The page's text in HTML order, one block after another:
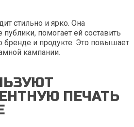
стильно и ярко. Она
помогает ей составить
бренде и продукте. Это повышает
кампании.
ПЕЧАТЬ